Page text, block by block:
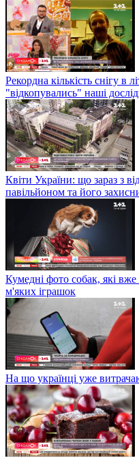
Рекордна кількість снігу в
"відкопувались" наші
Квіти України: що зараз з
павільйоном та його
Кумедні фото собак, які
м'яких іграшок
На що українці уже